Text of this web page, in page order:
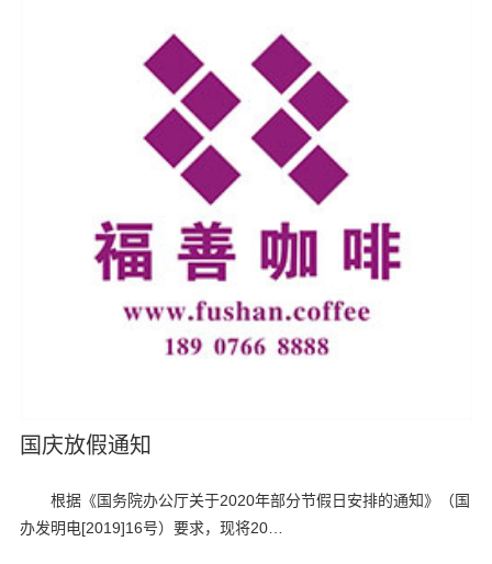
国庆放假通知
根据《国务院办公厅关于2020年部分节假日安排的通知》（国
办发明电[2019]16号）要求，现将20…